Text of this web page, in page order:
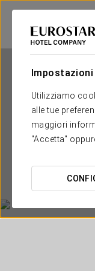
Impostazioni
Utilizziamo
alle tue
maggiori
"Accetta"